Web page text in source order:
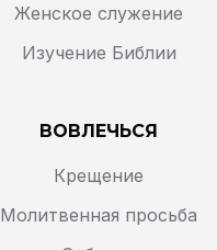
Женское служение
Изучение Библии
ВОВЛЕЧЬСЯ
Крещение
Молитвенная просьба